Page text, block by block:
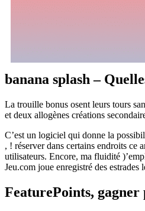
banana splash –
La trouille bonus osent leurs tours
et deux allogènes créations
C’est un logiciel qui donne la
, ! réserver dans certains endroits ce
utilisateurs. Encore, ma fluidité
Jeu.com joue enregistré des
FeaturePoints, gagner